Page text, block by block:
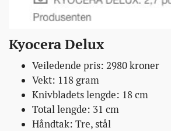
Kyocera Delux
Veiledende pris: 2980 kroner
Vekt: 118 gram
Knivbladets lengde: 18 cm
Total lengde: 31 cm
Håndtak: Tre, stål